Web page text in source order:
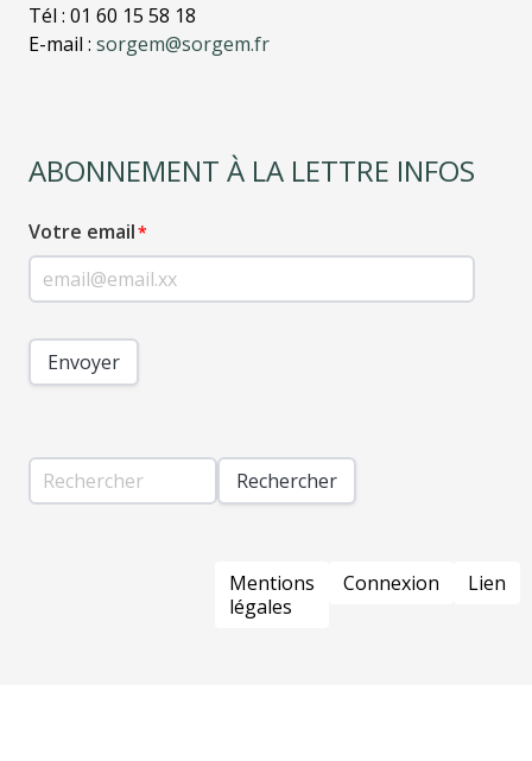
Tél : 01 60 15 58 18
E-mail : sorgem@sorgem.fr
ABONNEMENT À LA LETTRE INFOS
Votre email
Envoyer
Rechercher
PIED
DE
PAGE
Mentions
légales
Connexion Lien